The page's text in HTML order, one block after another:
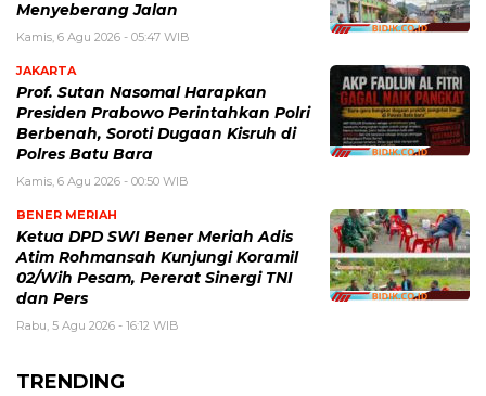
Menyeberang Jalan
Kamis, 6 Agu 2026 - 05:47 WIB
JAKARTA
Prof. Sutan Nasomal Harapkan
Presiden Prabowo Perintahkan Polri
Berbenah, Soroti Dugaan Kisruh di
Polres Batu Bara
Kamis, 6 Agu 2026 - 00:50 WIB
BENER MERIAH
Ketua DPD SWI Bener Meriah Adis
Atim Rohmansah Kunjungi Koramil
02/Wih Pesam, Pererat Sinergi TNI
dan Pers
Rabu, 5 Agu 2026 - 16:12 WIB
TRENDING